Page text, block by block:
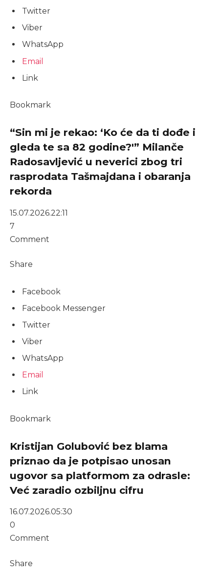
Twitter
Viber
WhatsApp
Email
Link
Bookmark
“Sin mi je rekao: ‘Ko će da ti dođe i
gleda te sa 82 godine?'” Milanče
Radosavljević u neverici zbog tri
rasprodata Tašmajdana i obaranja
rekorda
15.07.2026.22:11
7
Comment
Share
Facebook
Facebook Messenger
Twitter
Viber
WhatsApp
Email
Link
Bookmark
Kristijan Golubović bez blama
priznao da je potpisao unosan
ugovor sa platformom za odrasle:
Već zaradio ozbiljnu cifru
16.07.2026.05:30
0
Comment
Share